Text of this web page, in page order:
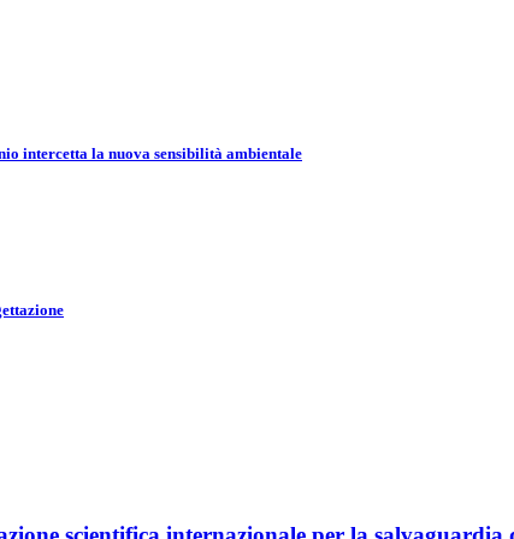
intercetta la nuova sensibilità ambientale